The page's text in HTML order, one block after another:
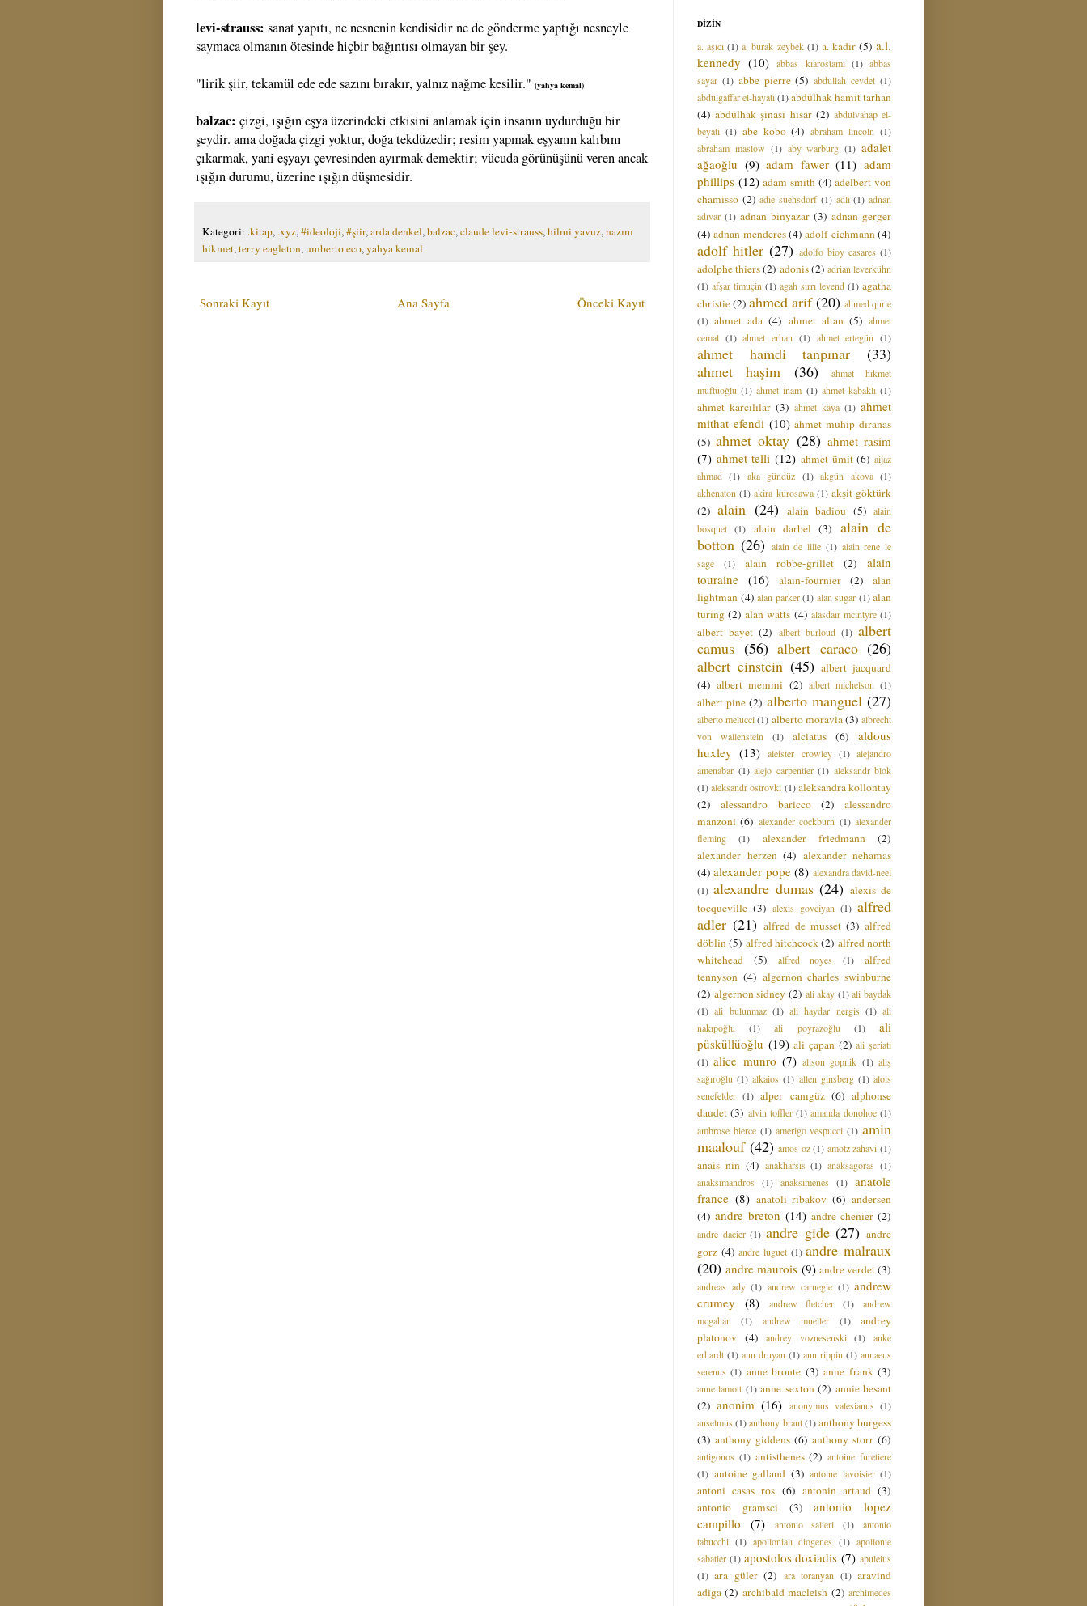
levi-strauss: sanat yapıtı, ne nesnenin kendisidir ne de gönderme yaptığı nesneyle
saymaca olmanın ötesinde hiçbir bağıntısı olmayan bir şey.
"lirik şiir, tekamül ede ede sazını bırakır, yalnız nağme kesilir." (yahya kemal)
balzac: çizgi, ışığın eşya üzerindeki etkisini anlamak için insanın uydurduğu bir
şeydir. ama doğada çizgi yoktur, doğa tekdüzedir; resim yapmak eşyanın kalıbını
çıkarmak, yani eşyayı çevresinden ayırmak demektir; vücuda görünüşünü veren ancak
ışığın durumu, üzerine ışığın düşmesidir.
Kategori: .kitap, .xyz,#ideoloji,#şiir,arda denkel,balzac,claude levi-strauss,hilmi yavuz,nazım
hikmet,terry eagleton,umberto eco,yahya kemal
Sonraki Kayıt Önceki Kayıt
Ana Sayfa
DİZİN
a. aşıcı (1) a. burak zeybek (1) a. kadir (5) a.l.
kennedy (10) abbas kiarostami (1) abbas
sayar (1) abbe pierre (5) abdullah cevdet (1)
abdülgaffar el-hayati(1)abdülhak hamit tarhan
(4) abdülhak şinasi hisar (2) abdülvahap el-
beyati (1) abe kobo (4) abraham lincoln (1)
abraham maslow (1) aby warburg (1) adalet
ağaoğlu (9) adam fawer (11) adam
phillips (12) adam smith (4) adelbert von
chamisso (2) adie suehsdorf (1) adli (1) adnan
adıvar (1) adnan binyazar (3) adnan gerger
(4) adnan menderes(4) adolf eichmann (4)
adolf hitler (27) adolfo bioy casares (1)
adolphe thiers(2) adonis(2) adrian leverkühn
(1) afşar timuçin (1) agah sırrı levend (1) agatha
christie(2) ahmed arif (20) ahmed qurie
(1) ahmet ada (4) ahmet altan (5) ahmet
cemal (1) ahmet erhan (1) ahmet ertegün (1)
ahmet hamdi tanpınar
(33)
ahmet haşim
(36)
ahmet hikmet
müftüoğlu (1) ahmet inam (1) ahmet kabaklı (1)
ahmet karcılılar (3) ahmet kaya (1) ahmet
mithat efendi (10) ahmet muhip dıranas
(5) ahmet oktay (28) ahmet rasim
(7) ahmet telli (12) ahmet ümit (6) aijaz
ahmad (1) aka gündüz (1) akgün akova (1)
akhenaton (1) akira kurosawa (1) akşit göktürk
(2) alain (24) alain badiou (5) alain
bosquet (1) alain darbel (3)
alain de
botton (26) alain de lille (1) alain rene le
sage
(1) alain robbe-grillet (2)
alain
touraine (16) alain-fournier (2)
alan
lightman (4) alan parker (1) alan sugar (1) alan
turing (2) alan watts (4) alasdair mcintyre (1)
albert bayet (2) albert burloud (1) albert
camus (56) albert caraco (26)
albert einstein (45) albert jacquard
(4) albert memmi (2) albert michelson (1)
albert pine (2) alberto manguel (27)
alberto melucci (1) alberto moravia (3) albrecht
von wallenstein
(1) alciatus (6)
aldous
huxley (13) aleister crowley (1) alejandro
amenabar (1) alejo carpentier (1) aleksandr blok
(1) aleksandr ostrovki (1) aleksandra kollontay
(2)
alessandro baricco (2)
alessandro
manzoni (6) alexander cockburn (1) alexander
fleming
(1) alexander friedmann
(2)
alexander herzen (4) alexander nehamas
(4) alexander pope (8) alexandra david-neel
(1) alexandre dumas (24) alexis de
tocqueville (3) alexis govciyan (1) alfred
adler (21) alfred de musset (3) alfred
döblin (5) alfred hitchcock(2) alfred north
whitehead
(5) alfred noyes (1)
alfred
tennyson (4) algernon charles swinburne
(2) algernon sidney (2) ali akay (1) ali baydak
(1) ali bulunmaz (1) ali haydar nergis (1) ali
nakıpoğlu
(1) ali poyrazoğlu (1)
ali
püsküllüoğlu (19) ali çapan (2) ali şeriati
(1) alice munro (7) alison gopnik (1) aliş
sağıroğlu (1) alkaios (1) allen ginsberg (1) alois
senefelder (1) alper canıgüz (6) alphonse
daudet (3) alvin toffler (1) amanda donohoe (1)
ambrose bierce (1) amerigo vespucci (1) amin
maalouf (42) amos oz (1) amotz zahavi (1)
anais nin (4) anakharsis (1) anaksagoras (1)
anaksimandros
(1) anaksimenes (1) anatole
france (8) anatoli ribakov (6) andersen
(4) andre breton (14) andre chenier (2)
andre dacier (1) andre gide (27) andre
gorz (4) andre luguet (1) andre malraux
(20) andre maurois (9) andre verdet(3)
andreas ady (1) andrew carnegie (1) andrew
crumey
(8) andrew fletcher (1)
andrew
mcgahan
(1) andrew mueller (1)
andrey
platonov (4) andrey voznesenski (1)
anke
erhardt (1) ann druyan (1) ann rippin (1) annaeus
serenus (1) anne bronte (3) anne frank (3)
anne lamott (1) anne sexton (2) annie besant
(2) anonim (16) anonymus valesianus (1)
anselmus (1) anthony brant (1) anthony burgess
(3) anthony giddens (6) anthony storr (6)
antigonos (1) antisthenes (2) antoine furetiere
(1) antoine galland (3) antoine lavoisier (1)
antoni casas ros (6) antonin artaud (3)
antonio gramsci
(3)
antonio lopez
campillo
(7) antonio salieri (1)
antonio
tabucchi (1) apollonialı diogenes (1) apollonie
sabatier (1) apostolos doxiadis (7) apuleius
(1) ara güler (2) ara toranyan (1) aravind
adiga (2) archibald macleish (2) archimedes